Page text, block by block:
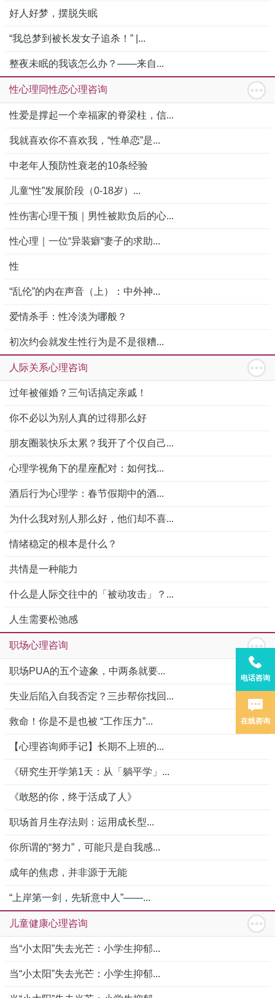
好人好梦，摆脱失眠
“我总梦到被长发女子追杀！” |...
整夜未眠的我该怎么办？——来自...
性心理同性恋心理咨询
性爱是撑起一个幸福家的脊梁柱，信...
我就喜欢你不喜欢我，“性单恋”是...
中老年人预防性衰老的10条经验
儿童“性”发展阶段（0-18岁）...
性伤害心理干预｜男性被欺负后的心...
性心理｜一位“异装癖“妻子的求助...
性
“乱伦”的内在声音（上）：中外神...
爱情杀手：性冷淡为哪般？
初次约会就发生性行为是不是很糟...
人际关系心理咨询
过年被催婚？三句话搞定亲戚！
你不必以为别人真的过得那么好
朋友圈装快乐太累？我开了个仅自己...
心理学视角下的星座配对：如何找...
酒后行为心理学：春节假期中的酒...
为什么我对别人那么好，他们却不喜...
情绪稳定的根本是什么？
共情是一种能力
什么是人际交往中的「被动攻击」？...
人生需要松弛感
职场心理咨询
职场PUA的五个迹象，中两条就要...
失业后陷入自我否定？三步帮你找回...
救命！你是不是也被 “工作压力”...
【心理咨询师手记】长期不上班的...
《研究生开学第1天：从「躺平学」...
《敢怒的你，终于活成了人》
职场首月生存法则：运用成长型...
你所谓的“努力”，可能只是自我感...
成年的焦虑，并非源于无能
“上岸第一剑，先斩意中人”——...
儿童健康心理咨询
当“小太阳”失去光芒：小学生抑郁...
当“小太阳”失去光芒：小学生抑郁...
电话咨询
在线咨询